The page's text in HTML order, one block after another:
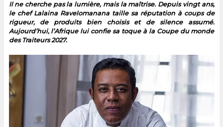
Il ne cherche pas la lumière, mais la maîtrise. Depuis vingt ans,
le chef Lalaina Ravelomanana taille sa réputation à coups de
rigueur, de produits bien choisis et de silence assumé.
Aujourd’hui, l’Afrique lui confie sa toque à la Coupe du monde
des Traiteurs 2027.